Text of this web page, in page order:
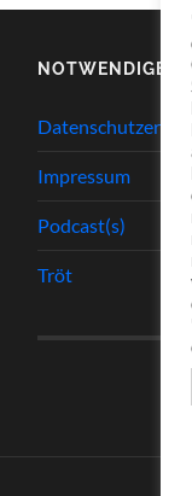
NOTWENDIGES
Impressum
Podcast(s)
Tröt